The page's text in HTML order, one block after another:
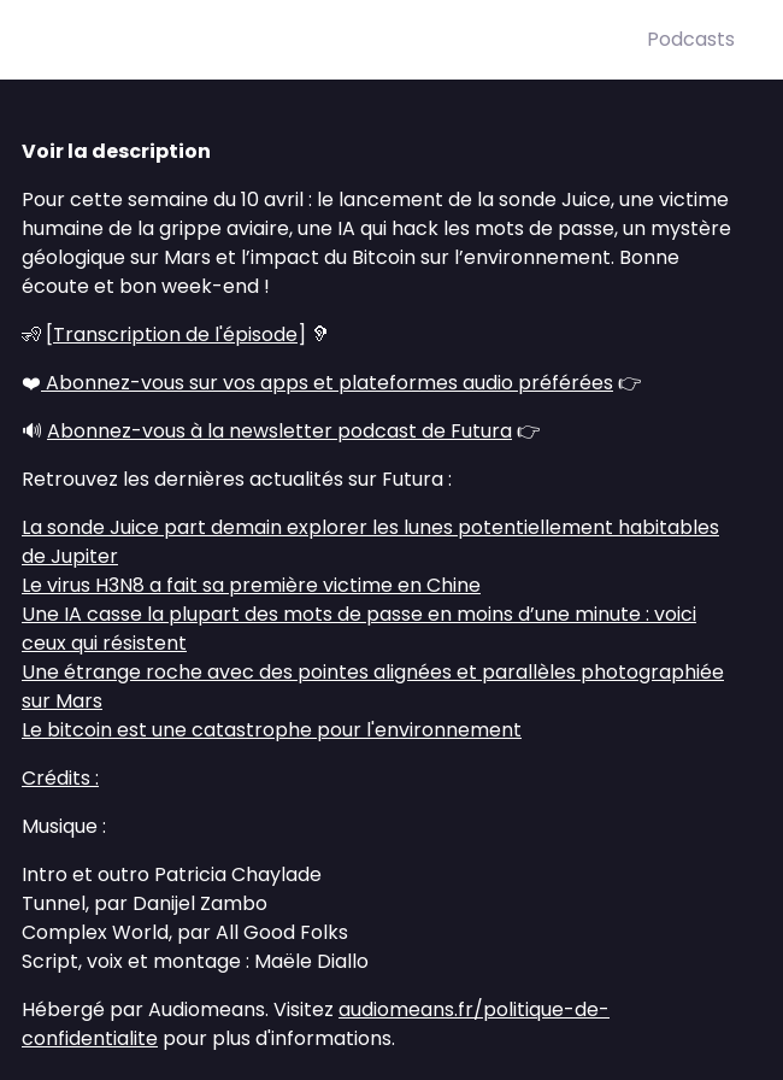
Podcasts
Voir la description
Pour cette semaine du 10 avril : le lancement de la sonde Juice, une victime
humaine de la grippe aviaire, une IA qui hack les mots de passe, un mystère
géologique sur Mars et l’impact du Bitcoin sur l’environnement. Bonne
écoute et bon week-end !
🧏 [Transcription de l'épisode] 🦻
❤️ Abonnez-vous sur vos apps et plateformes audio préférées 👉
🔊 Abonnez-vous à la newsletter podcast de Futura👉
Retrouvez les dernières actualités sur Futura :
La sonde Juice part demain explorer les lunes potentiellement habitables
de Jupiter
Le virus H3N8 a fait sa première victime en Chine
Une IA casse la plupart des mots de passe en moins d’une minute : voici
ceux qui résistent
Une étrange roche avec des pointes alignées et parallèles photographiée
sur Mars
Le bitcoin est une catastrophe pour l'environnement
Crédits :
Musique :
Intro et outro Patricia Chaylade
Tunnel, par Danijel Zambo
Complex World, par All Good Folks
Script, voix et montage : Maële Diallo
Hébergé par Audiomeans. Visitez audiomeans.fr/politique-de-
confidentialite pour plus d'informations.